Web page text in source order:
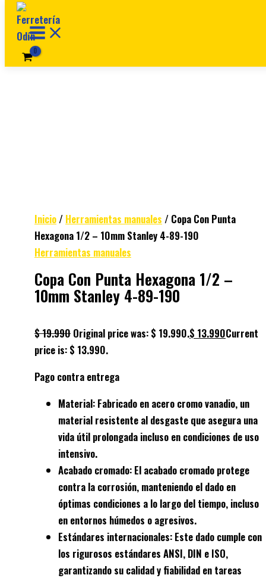
Ir al contenido
Inicio/ Herramientas manuales / Copa Con Punta
Hexagona 1/2 – 10mm Stanley 4-89-190
Herramientas manuales
Copa Con Punta Hexagona 1/2 –
10mm Stanley 4-89-190
$19.990 Original price was: $ 19.990.$ 13.990Current
price is: $ 13.990.
Pago contra entrega
Material: Fabricado en acero cromo vanadio, un
material resistente al desgaste que asegura una
vida útil prolongada incluso en condiciones de uso
intensivo.
Acabado cromado: El acabado cromado protege
contra la corrosión, manteniendo el dado en
óptimas condiciones a lo largo del tiempo, incluso
en entornos húmedos o agresivos.
Estándares internacionales: Este dado cumple con
los rigurosos estándares ANSI, DIN e ISO,
garantizando su calidad y fiabilidad en tareas